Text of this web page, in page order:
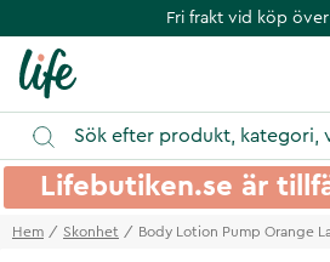
Fri frakt vid köp
Lifebutiken.se är
Hem Skonhet Body Lotion Pump Orange